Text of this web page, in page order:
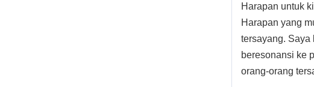
Harapan untuk
Harapan yang
tersayang. Saya
beresonansi ke
orang-orang